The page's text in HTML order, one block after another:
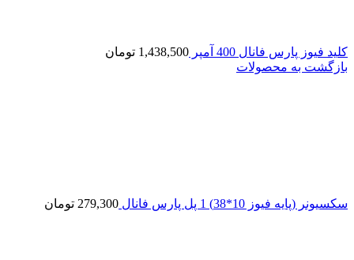
کلید فیوز پارس فانال 400 آمپر 1,438,500 تومان
بازگشت به محصولات
سکسیونر (پایه فیوز 10*38) 1 پل پارس فانال 279,300 تومان